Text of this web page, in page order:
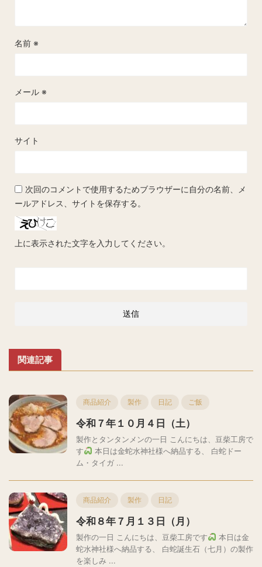
名前 ※
メール ※
サイト
次回のコメントで使用するためブラウザーに自分の名前、メ
ールアドレス、サイトを保存する。
上に表示された文字を入力してください。
関連記事
商品紹介 製作 日記 ご飯
令和７年１０月４日（土）
製作とタンタンメンの一日 こんにちは、豆柴工房で
す
本日は金蛇水神社様へ納品する、 白蛇ドー
ム・タイガ ...
商品紹介 製作 日記
令和８年７月１３日（月）
製作の一日 こんにちは、豆柴工房です
本日は金
蛇水神社様へ納品する、 白蛇誕生石（七月）の製作
を楽しみ ...